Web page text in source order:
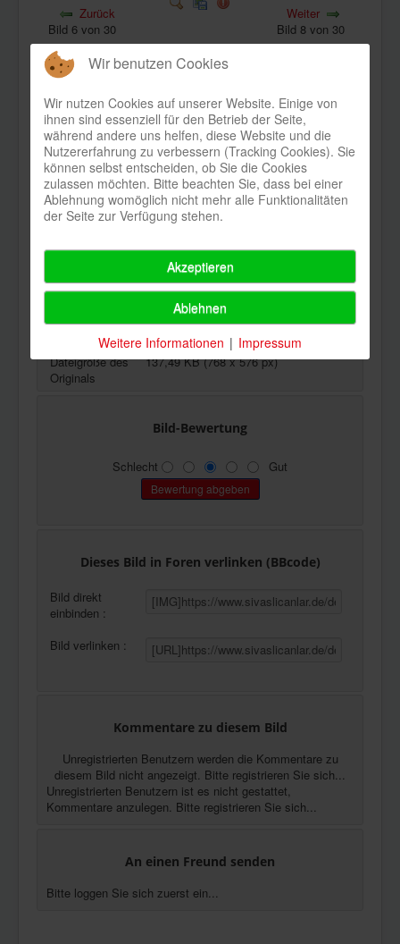
Zurück
Bild 6 von 30
Weiter
Bild 8 von 30
Bild-Informationen
Datum
Samstag, 13. Juli 2013
Zugriffe
8580
Keine
111,68 KB (400 x 300 px)
Dateigröße des
Originals
137,49 KB (768 x 576 px)
Bild-Bewertung
Schlecht Gut
Dieses Bild in Foren verlinken (BBcode)
Bild direkt
einbinden :
Bild verlinken :
Kommentare zu diesem Bild
Unregistrierten Benutzern werden die Kommentare zu
diesem Bild nicht angezeigt. Bitte registrieren Sie sich...
Unregistrierten Benutzern ist es nicht gestattet,
Kommentare anzulegen. Bitte registrieren Sie sich...
An einen Freund senden
Bitte loggen Sie sich zuerst ein...
Wir benutzen Cookies
Wir nutzen Cookies auf unserer Website. Einige von
ihnen sind essenziell für den Betrieb der Seite,
während andere uns helfen, diese Website und die
Nutzererfahrung zu verbessern (Tracking Cookies). Sie
können selbst entscheiden, ob Sie die Cookies
zulassen möchten. Bitte beachten Sie, dass bei einer
Ablehnung womöglich nicht mehr alle Funktionalitäten
der Seite zur Verfügung stehen.
Akzeptieren
Ablehnen
Weitere Informationen | Impressum